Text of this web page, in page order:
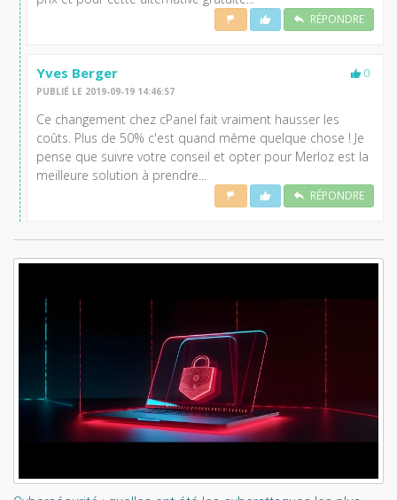
RÉPONDRE
0
Yves Berger
PUBLIÉ LE 2019-09-19 14:46:57
Ce changement chez cPanel fait vraiment hausser les
coûts. Plus de 50% c'est quand même quelque chose ! Je
pense que suivre votre conseil et opter pour Merloz est la
meilleure solution à prendre...
RÉPONDRE
Lisez aussi: